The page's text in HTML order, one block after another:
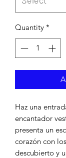
Quantity *
Haz una
encantador
presenta un
corazón con
descubierto y